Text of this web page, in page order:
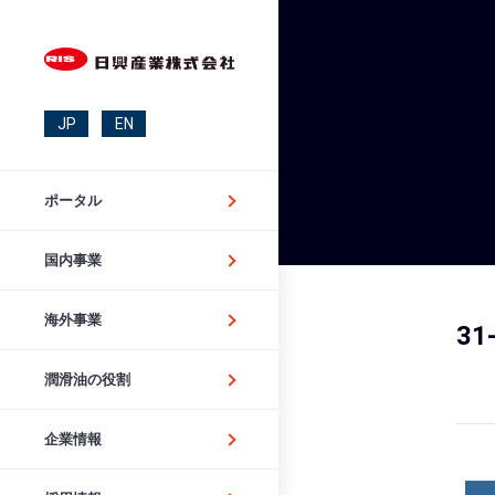
JP EN
ポータル
国内事業
海外事業
潤滑油の役割
企業情報